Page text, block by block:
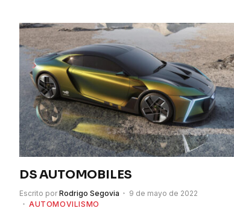
DS AUTOMOBILES
Escrito por Rodrigo Segovia
9 de mayo de 2022
AUTOMOVILISMO